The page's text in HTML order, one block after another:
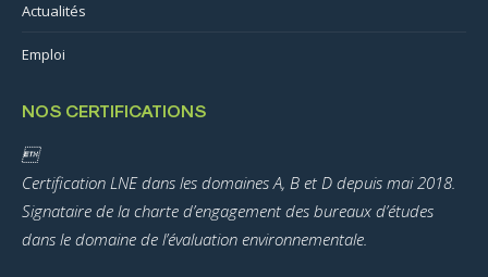
Actualités
Emploi
NOS CERTIFICATIONS

Certification LNE dans les domaines A, B et D depuis mai 2018.
Signataire de la charte d’engagement des bureaux d’études
dans le domaine de l’évaluation environnementale.